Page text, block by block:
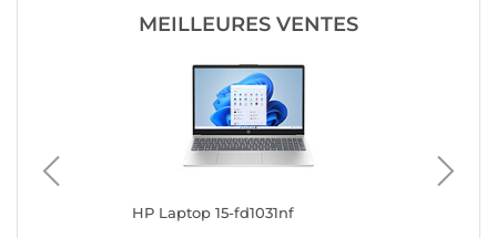
MEILLEURES VENTES
HP Laptop 15-fd1031nf